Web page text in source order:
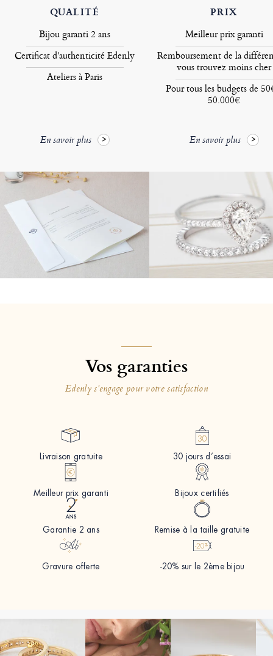
QUALITÉ
Bijou garanti 2 ans
Certificat d’authenticité Edenly
Ateliers à Paris
En savoir plus
PRIX
Meilleur prix garanti
Remboursement de la
vous trouvez moins cher
Pour tous les budgets de
50.000€
En savoir plus
Vos garanties
Edenly s'engage pour votre satisfaction
Livraison gratuite 30 jours d’essai
Meilleur prix garanti Bijoux certifiés
Garantie 2 ans Remise à la taille gratuite
Gravure offerte -20% sur le 2ème bijou